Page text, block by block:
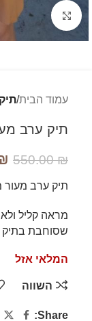
לחץ להגדלה
עמוד הבית
תיק ערב
550.00₪
תיק ערב
מראה קליל ולא
שסוחבת בתיק
המלאי אזל
השווה
Share: